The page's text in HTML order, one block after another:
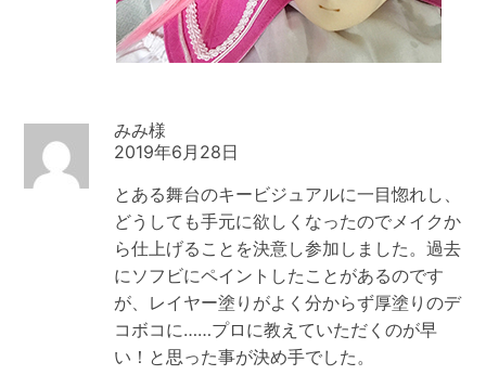
みみ
2019年6月28日
とある舞台のキービジュアルに一目惚れし、
どうしても手元に欲しくなったのでメイクか
ら仕上げることを決意し参加しました。過去
にソフビにペイントしたことがあるのです
が、レイヤー塗りがよく分からず厚塗りのデ
コボコに……プロに教えていただくのが早
い！と思った事が決め手でした。